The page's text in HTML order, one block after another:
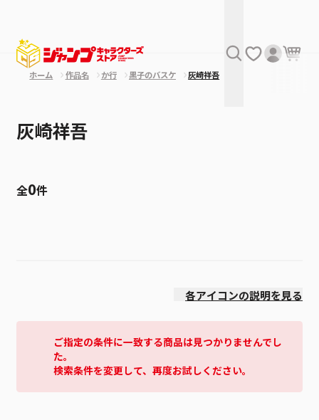
ホーム 作品名 か行 黒子のバスケ 灰崎祥吾
灰崎祥吾
全0件
各アイコンの説明を見る
ご指定の条件に一致する商品は見つかりませんでし
た。
検索条件を変更して、再度お試しください。